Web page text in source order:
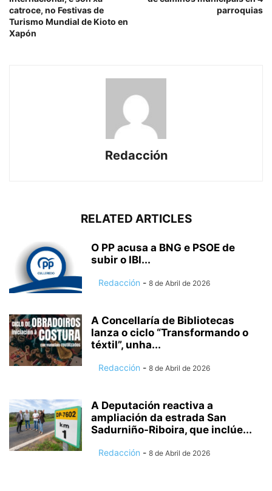
catroce, no Festivas de
Turismo Mundial de Kioto en
Xapón
parroquias
Redacción
RELATED ARTICLES
O PP acusa a BNG e PSOE de
subir o IBI...
Redacción - 8 de Abril de 2026
A Concellaría de Bibliotecas
lanza o ciclo “Transformando o
téxtil”, unha...
Redacción - 8 de Abril de 2026
A Deputación reactiva a
ampliación da estrada San
Sadurniño-Riboira, que inclúe...
Redacción - 8 de Abril de 2026